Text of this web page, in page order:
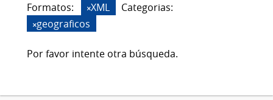
Formatos:
XML
Categorias:
geograficos
Por favor intente otra búsqueda.